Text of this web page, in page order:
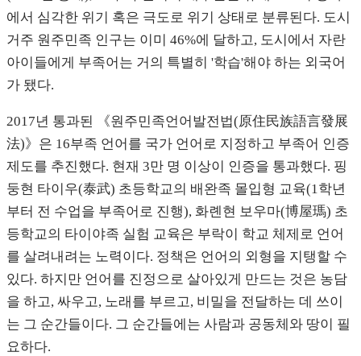
에서 심각한 위기 혹은 극도로 위기 상태로 분류된다. 도시
거주 원주민족 인구는 이미 46%에 달하고, 도시에서 자란
아이들에게 부족어는 거의 특별히 '학습'해야 하는 외국어
가 됐다.
2017년 통과된 《원주민족언어발전법(原住民族語言發展
法)》은 16부족 언어를 국가 언어로 지정하고 부족어 인증
제도를 추진했다. 현재 3만 명 이상이 인증을 통과했다. 핑
둥현 타이우(泰武) 초등학교의 배완족 몰입형 교육(1학년
부터 전 수업을 부족어로 진행), 화롄현 보우마(博屋瑪) 초
등학교의 타이야족 실험 교육은 부락이 학교 체제로 언어
를 살려내려는 노력이다. 정책은 언어의 외형을 지탱할 수
있다. 하지만 언어를 진정으로 살아있게 만드는 것은 농담
을 하고, 싸우고, 노래를 부르고, 비밀을 전달하는 데 쓰이
는 그 순간들이다. 그 순간들에는 사람과 공동체와 땅이 필
요하다.